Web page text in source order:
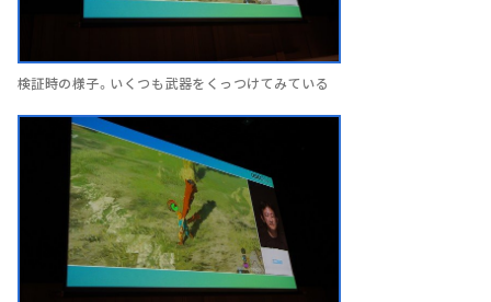
検証時の様子。いくつも武器をくっつけてみている